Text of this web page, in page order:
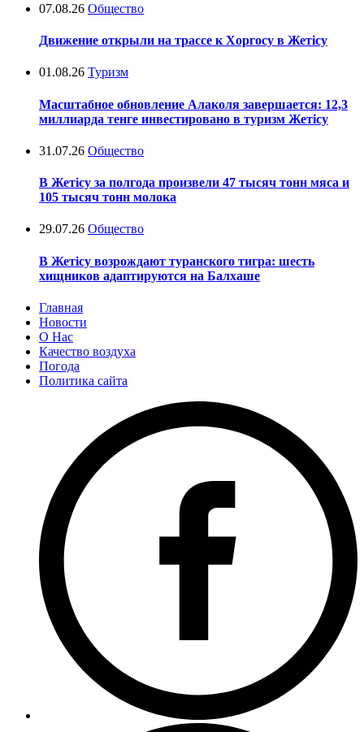
07.08.26 Общество
Движение открыли на трассе к Хоргосу в Жетісу
01.08.26 Туризм
Масштабное обновление Алаколя завершается: 12,3
миллиарда тенге инвестировано в туризм Жетісу
31.07.26 Общество
В Жетісу за полгода произвели 47 тысяч тонн мяса и
105 тысяч тонн молока
29.07.26 Общество
В Жетісу возрождают туранского тигра: шесть
хищников адаптируются на Балхаше
Главная
Новости
О Нас
Качество воздуха
Погода
Политика сайта